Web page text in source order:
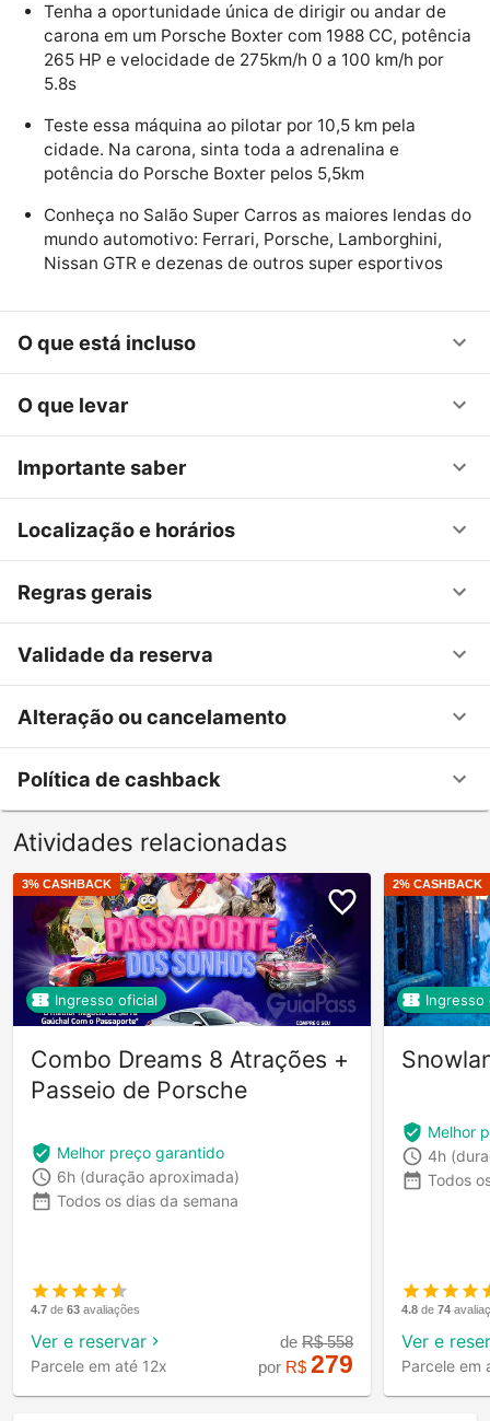
Tenha a oportunidade única de dirigir ou andar de
carona em um Porsche Boxter com 1988 CC, potência
265 HP e velocidade de 275km/h 0 a 100 km/h por
5.8s
Teste essa máquina ao pilotar por 10,5 km pela
cidade. Na carona, sinta toda a adrenalina e
potência do Porsche Boxter pelos 5,5km
Conheça no Salão Super Carros as maiores lendas do
mundo automotivo: Ferrari, Porsche, Lamborghini,
Nissan GTR e dezenas de outros super esportivos
O que está incluso
O que levar
Importante saber
Localização e horários
Regras gerais
Validade da reserva
Alteração ou cancelamento
Política de cashback
Atividades relacionadas
3% CASHBACK
Ingresso oficial
Combo Dreams 8 Atrações +
Passeio de Porsche
Melhor preço garantido
6h (duração aproximada)
Todos os dias da semana
4.7 de 63 avaliações
Ver e reservar
Parcele em até 12x
deR$558
por R$279
2% CASHBACK
Ingresso
Melhor
4h
Todos
4.8 de 74
Ver e
Parcele em